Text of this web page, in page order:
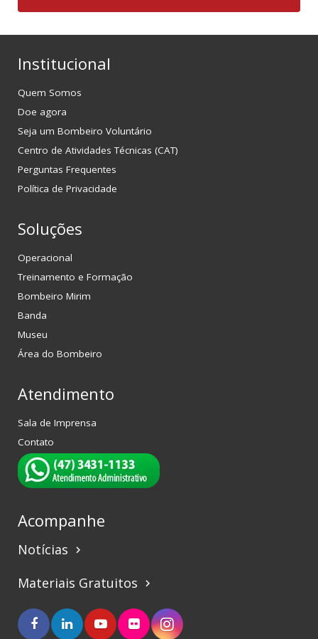
Institucional
Quem Somos
Doe agora
Seja um Bombeiro Voluntário
Centro de Atividades Técnicas (CAT)
Perguntas Frequentes
Política de Privacidade
Soluções
Operacional
Treinamento e Formação
Bombeiro Mirim
Banda
Museu
Área do Bombeiro
Atendimento
Sala de Imprensa
Contato
Acompanhe
Notícias keyboard_arrow_right
Materiais Gratuitos keyboard_arrow_right